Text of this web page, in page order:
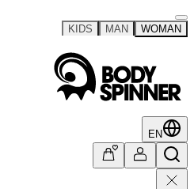
WOMAN
MAN
KIDS
EN